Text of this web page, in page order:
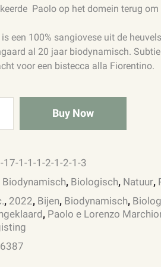
Paolo op het domein terug
een 100% sangiovese uit de
al 20 jaar biodynamisch.
voor een bistecca alla Fiorentino.
Buy Now
17-1-1-1-2-1-2-1-3
Biodynamisch, Biologisch, Natuur,
, 2022, Bijen, Biodynamisch,
, Paolo e Lorenzo
6387